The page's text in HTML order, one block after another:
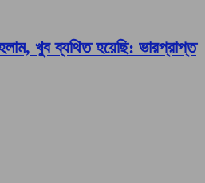
খুব ব্যথিত হয়েছি: ভারপ্রাপ্ত